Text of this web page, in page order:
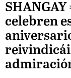
celebren